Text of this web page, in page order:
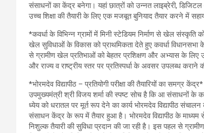
संसाधनों का केंद्र बनेगा। यहां छात्रों को उन्नत लाइब्रेरी,
उच्च शिक्षा की तैयारी के लिए एक मजबूत बुनियाद तैयार करने में
*कवर्धा के विभिन्न ग्रामों में मिनी स्टेडियम निर्माण से खेल संस्कृति
खेल सुविधाओं के विकास को प्राथमिकता देते हुए कवर्धा विधानसभा के
से ग्रामीण खेल प्रतिभाओं को बेहतर प्रशिक्षण और अभ्यास के लिए
और राज्य व राष्ट्रीय स्तर पर प्रतिस्पर्धा के अवसर उपलब्ध कराने
*भोरमदेव विद्यापीठ – प्रतियोगी परीक्षा की तैयारियों का समग्र केंद्र*
उपमुख्यमंत्री श्री विजय शर्मा की स्पष्ट सोच है कि आ संसाधनों के
ध्येय को धरातल पर मूर्त रूप देने का कार्य भोरमदेव विद्यापीठ
संसाधन केंद्र के रूप में तैयार हुआ है। भोरमदेव विद्यापीठ के माध्यम से
निशुल्क तैयारी की सुविधा प्रदान की जा रही है। इस पहल से